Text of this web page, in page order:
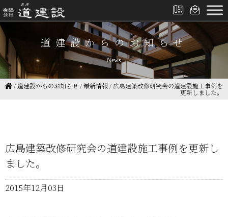
道建設からのお知らせ
News
/道建設からのお知らせ /最新情報 / 広島建築改修研究会の道建設施工事例を
更新しました。
広島建築改修研究会の道建設施工事例を更新し
ました。
2015年12月03日